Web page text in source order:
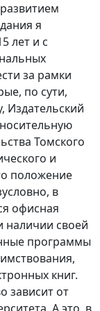
я
лет и с
за рамки
по сути,
Издательский
Томского
и
положение
в
офисная
наличии своей
программы
книг.
зависит от